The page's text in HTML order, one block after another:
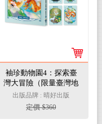
袖珍動物園4：探索臺
灣大冒險（限量臺灣地
理大挑戰翻翻卡）
出版品牌 : 晴好出版
定價 $360